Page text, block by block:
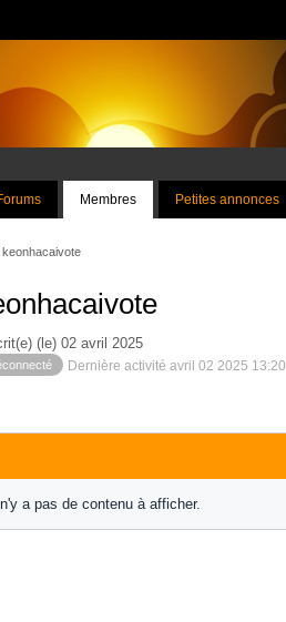
Membres Petites annonces
keonhacaivote
(le) 02 avril 2025
Dernière activité avril 02 2025 13:20
n'y a pas de contenu à afficher.